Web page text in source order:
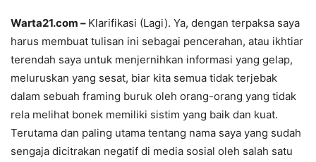
Warta21.com – Klarifikasi (Lagi). Ya, dengan terpaksa saya
harus membuat tulisan ini sebagai pencerahan, atau ikhtiar
terendah saya untuk menjernihkan informasi yang gelap,
meluruskan yang sesat, biar kita semua tidak terjebak
dalam sebuah framing buruk oleh orang-orang yang tidak
rela melihat bonek memiliki sistim yang baik dan kuat.
Terutama dan paling utama tentang nama saya yang sudah
sengaja dicitrakan negatif di media sosial oleh salah satu